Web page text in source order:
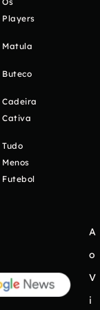
Players
Matula
Buteco
Cadeira
Cativa
Tudo
Menos
Futebol
A
o
V
i